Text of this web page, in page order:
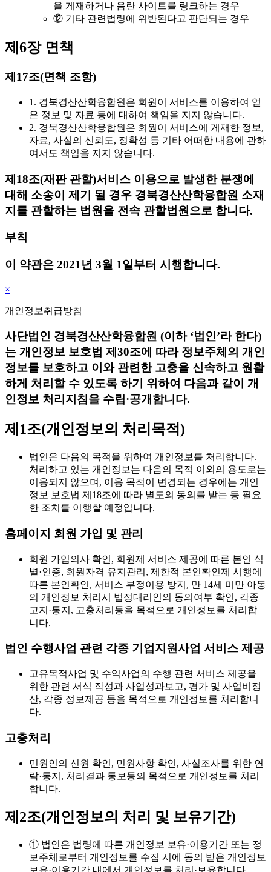
을 게재하거나 음란 사이트를 링크하는 경우
⑫ 기타 관련법령에 위반된다고 판단되는 경우
제6장 면책
제17조(면책 조항)
1. 경북경산산학융합원은 회원이 서비스를 이용하여 얻
은 정보 및 자료 등에 대하여 책임을 지지 않습니다.
2. 경북경산산학융합원은 회원이 서비스에 게재한 정보,
자료, 사실의 신뢰도, 정확성 등 기타 어떠한 내용에 관하
여서도 책임을 지지 않습니다.
제18조(재판 관할)서비스 이용으로 발생한 분쟁에
대해 소송이 제기 될 경우 경북경산산학융합원 소재
지를 관할하는 법원을 전속 관할법원으로 합니다.
부칙
이 약관은 2021년 3월 1일부터 시행합니다.
×
개인정보취급방침
사단법인 경북경산산학융합원 (이하 ‘법인’라 한다)
는 개인정보 보호법 제30조에 따라 정보주체의 개인
정보를 보호하고 이와 관련한 고충을 신속하고 원활
하게 처리할 수 있도록 하기 위하여 다음과 같이 개
인정보 처리지침을 수립·공개합니다.
제1조(개인정보의 처리목적)
법인은 다음의 목적을 위하여 개인정보를 처리합니다.
처리하고 있는 개인정보는 다음의 목적 이외의 용도로는
이용되지 않으며, 이용 목적이 변경되는 경우에는 개인
정보 보호법 제18조에 따라 별도의 동의를 받는 등 필요
한 조치를 이행할 예정입니다.
홈페이지 회원 가입 및 관리
회원 가입의사 확인, 회원제 서비스 제공에 따른 본인 식
별·인증, 회원자격 유지관리, 제한적 본인확인제 시행에
따른 본인확인, 서비스 부정이용 방지, 만 14세 미만 아동
의 개인정보 처리시 법정대리인의 동의여부 확인, 각종
고지·통지, 고충처리등을 목적으로 개인정보를 처리합
니다.
법인 수행사업 관련 각종 기업지원사업 서비스 제공
고유목적사업 및 수익사업의 수행 관련 서비스 제공을
위한 관련 서식 작성과 사업성과보고, 평가 및 사업비정
산, 각종 정보제공 등을 목적으로 개인정보를 처리합니
다.
고충처리
민원인의 신원 확인, 민원사항 확인, 사실조사를 위한 연
락·통지, 처리결과 통보등의 목적으로 개인정보를 처리
합니다.
제2조(개인정보의 처리 및 보유기간)
① 법인은 법령에 따른 개인정보 보유·이용기간 또는 정
보주체로부터 개인정보를 수집 시에 동의 받은 개인정보